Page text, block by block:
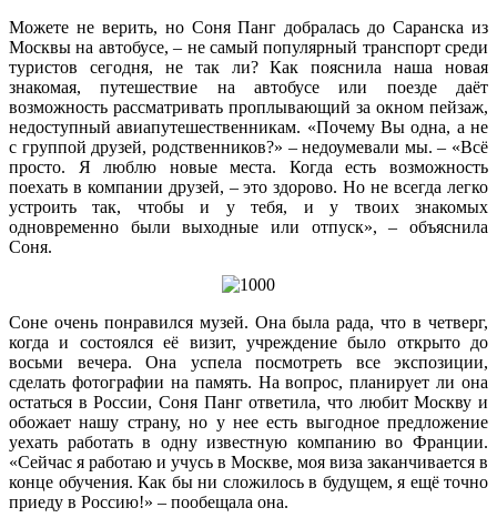
Можете не верить, но Соня Панг добралась до Саранска из
Москвы на автобусе, – не самый популярный транспорт среди
туристов сегодня, не так ли? Как пояснила наша новая
знакомая, путешествие на автобусе или поезде даёт
возможность рассматривать проплывающий за окном пейзаж,
недоступный авиапутешественникам. «Почему Вы одна, а не
с группой друзей, родственников?» – недоумевали мы. – «Всё
просто. Я люблю новые места. Когда есть возможность
поехать в компании друзей, – это здорово. Но не всегда легко
устроить так, чтобы и у тебя, и у твоих знакомых
одновременно были выходные или отпуск», – объяснила
Соня.
Соне очень понравился музей. Она была рада, что в четверг,
когда и состоялся её визит, учреждение было открыто до
восьми вечера. Она успела посмотреть все экспозиции,
сделать фотографии на память. На вопрос, планирует ли она
остаться в России, Соня Панг ответила, что любит Москву и
обожает нашу страну, но у нее есть выгодное предложение
уехать работать в одну известную компанию во Франции.
«Сейчас я работаю и учусь в Москве, моя виза заканчивается в
конце обучения. Как бы ни сложилось в будущем, я ещё точно
приеду в Россию!» – пообещала она.